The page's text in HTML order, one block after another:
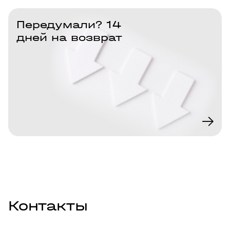
Передумали? 14
дней на возврат
Контакты